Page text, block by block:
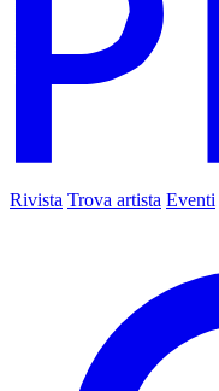
Rivista Trova artista Eventi